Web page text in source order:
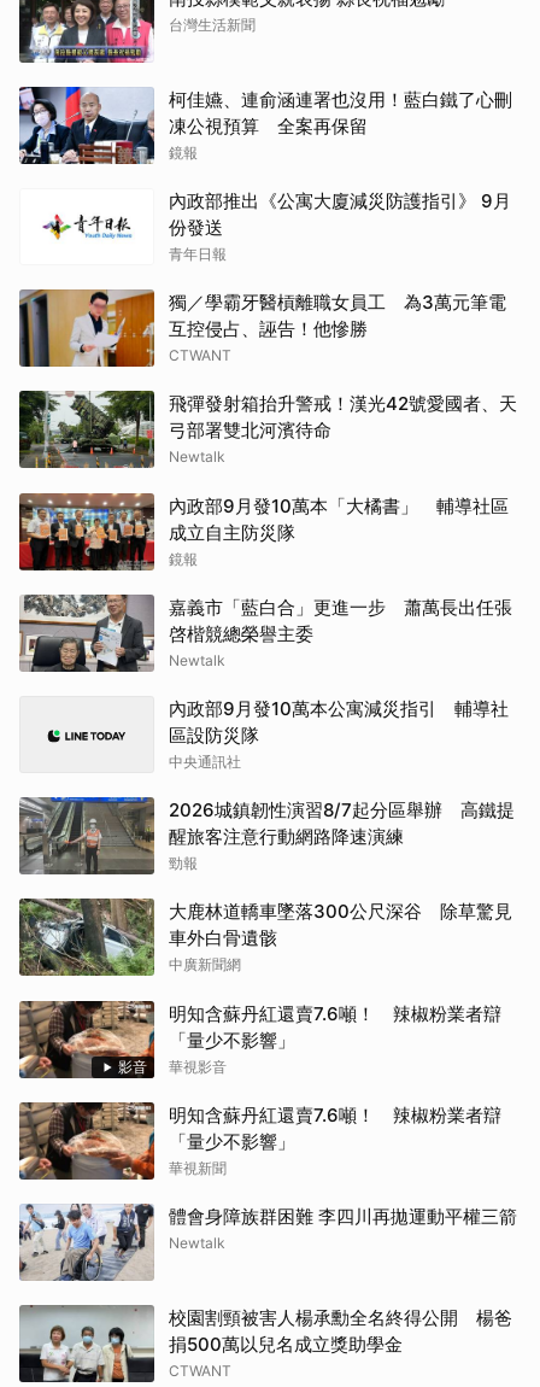
台灣生活新聞
柯佳嬿、連俞涵連署也沒用！藍白鐵了心刪
凍公視預算 全案再保留
鏡報
內政部推出《公寓大廈減災防護指引》 9月
份發送
青年日報
獨／學霸牙醫槓離職女員工 為3萬元筆電
互控侵占、誣告！他慘勝
CTWANT
飛彈發射箱抬升警戒！漢光42號愛國者、天
弓部署雙北河濱待命
Newtalk
內政部9月發10萬本「大橘書」 輔導社區
成立自主防災隊
鏡報
嘉義市「藍白合」更進一步 蕭萬長出任張
啓楷競總榮譽主委
Newtalk
內政部9月發10萬本公寓減災指引 輔導社
區設防災隊
中央通訊社
2026城鎮韌性演習8/7起分區舉辦 高鐵提
醒旅客注意行動網路降速演練
勁報
大鹿林道轎車墜落300公尺深谷 除草驚見
車外白骨遺骸
中廣新聞網
影音
明知含蘇丹紅還賣7.6噸！ 辣椒粉業者辯
「量少不影響」
華視影音
明知含蘇丹紅還賣7.6噸！ 辣椒粉業者辯
「量少不影響」
華視新聞
體會身障族群困難 李四川再拋運動平權三箭
Newtalk
校園割頸被害人楊承勳全名終得公開 楊爸
捐500萬以兒名成立獎助學金
CTWANT